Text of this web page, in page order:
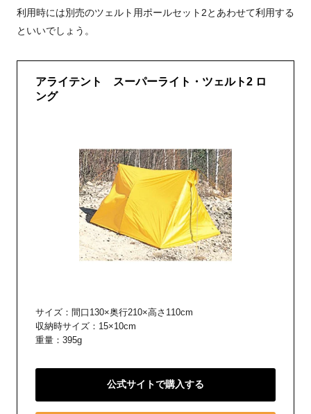
利用時には別売のツェルト用ポールセット2とあわせて利用する
といいでしょう。
アライテント スーパーライト・ツェルト2 ロ
ング
サイズ：間口130×奥行210×高さ110cm
収納時サイズ：15×10cm
重量：395g
公式サイトで購入する